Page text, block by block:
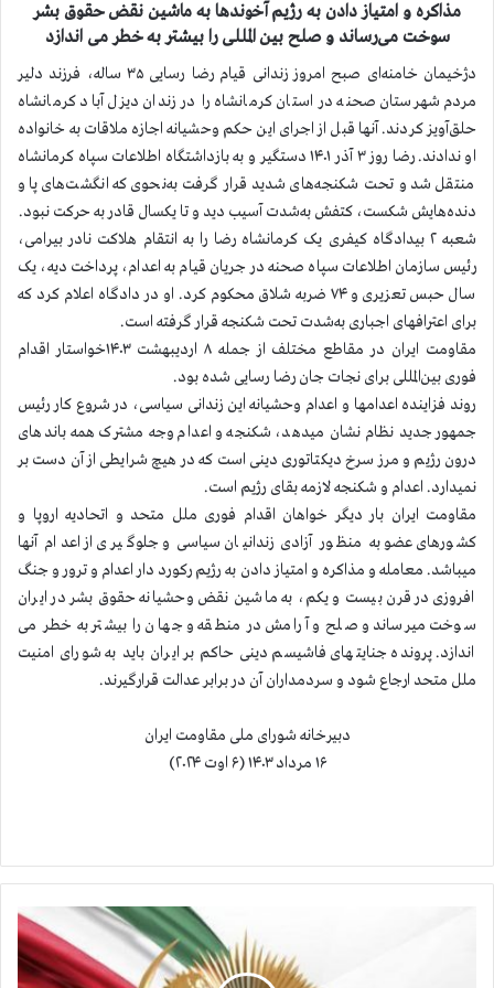
مذاکره و امتیاز دادن به رژیم آخوندها به ماشین نقض حقوق بشر
سوخت می‌رساند و صلح بین المللی را بیشتر به خطر می اندازد
دژخیمان خامنه‌ای صبح امروز زندانی قیام رضا رسایی ۳۵ ساله، فرزند دلیر
مردم شهرستان صحنه در استان کرمانشاه را در زندان دیزل آباد کرمانشاه
حلق‌آویز کردند. آنها قبل از اجرای این حکم وحشیانه اجازه ملاقات به خانواده
او ندادند.
رضا روز ۳ آذر ۱۴۰۱ دستگیر و به بازداشتگاه اطلاعات سپاه کرمانشاه
منتقل شد و تحت شکنجه‌های شدید قرار گرفت به‌نحوی که انگشت‌های پا و
دنده‌هایش شکست، کتفش به‌شدت آسیب دید و تا یکسال قادر به حرکت نبود.
شعبه ۲ بیدادگاه کیفری یک کرمانشاه رضا را به انتقام هلاکت نادر بیرامی،
رئیس سازمان اطلاعات سپاه صحنه در جریان قیام به اعدام، پرداخت دیه، یک
سال حبس تعزیری و ۷۴ ضربه شلاق محکوم کرد. او در دادگاه اعلام کرد که
برای اعترافهای اجباری به‌شدت تحت شکنجه قرار گرفته است.
مقاومت ایران در مقاطع مختلف از جمله ۸ اردیبهشت ۱۴۰۳خواستار اقدام
فوری بین‌المللی برای نجات جان رضا رسایی شده بود.
روند فزاینده اعدامها و اعدام وحشیانه این زندانی سیاسی، در شروع کار رئیس
جمهور جدید نظام نشان میدهد، شکنجه و اعدام وجه مشترک همه باندهای
درون رژیم و مرز سرخ دیکتاتوری دینی است که در هیچ شرایطی از آن دست بر
نمیدارد. اعدام و شکنجه لازمه بقای رژیم است.
مقاومت ایران بار دیگر خواهان اقدام فوری ملل متحد و اتحادیه اروپا و
کشورهای عضو به منظور آزادی زندانیان سیاسی و جلوگیری از اعدام آنها
میباشد. معامله و مذاکره و امتیاز دادن به رژیم رکورد دار اعدام و ترور و جنگ
افروزی در قرن بیست و یکم، به ماشین نقض وحشیانه حقوق بشر در ایران
سوخت میرساند و صلح و آرامش در منطقه و جهان را بیشتر به خطر می
اندازد. پرونده جنایتهای فاشیسم دینی حاکم بر ایران باید به شورای امنیت
ملل متحد ارجاع شود و سردمداران آن در برابر عدالت قرارگیرند.
دبیرخانه شورای ملی مقاومت ایران
۱۶ مرداد ۱۴۰۳ (۶ اوت ۲۰۲۴)